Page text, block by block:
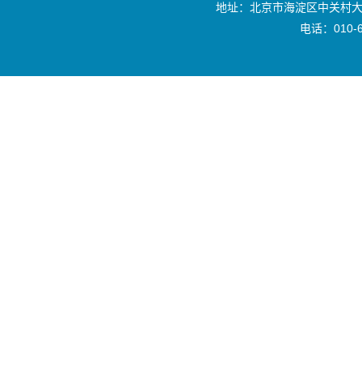
地址：北京市海淀区中关村
电话：